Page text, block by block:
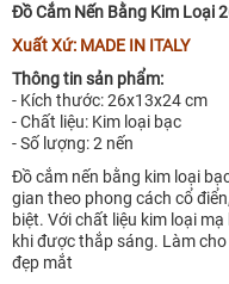
Đồ Cắm Nến Bằng Kim Loại
Xuất Xứ: MADE IN ITALY
Thông tin sản phẩm:
- Kích thước: 26x13x24 cm
- Chất liệu: Kim loại bạc
- Số lượng: 2 nến
Đồ cắm nến bằng kim loại
gian theo phong cách cổ
biệt. Với chất liệu kim loại
khi được thắp sáng. Làm
đẹp mắt